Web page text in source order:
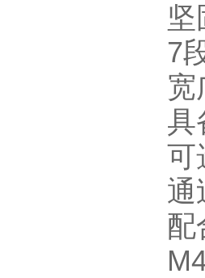
坚
7
宽
具
可
通
配